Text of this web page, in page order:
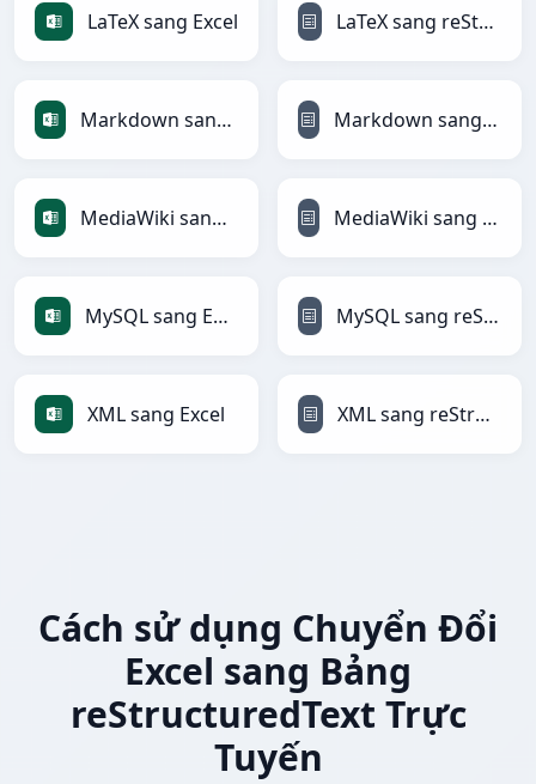
LaTeX sang Excel LaTeX sang reStructuredText
Markdown sang Excel Markdown sang reStructuredText
MediaWiki sang Excel MediaWiki sang reStructuredText
MySQL sang Excel MySQL sang reStructuredText
XML sang Excel XML sang reStructuredText
Cách sử dụng Chuyển Đổi
Excel sang Bảng
reStructuredText Trực
Tuyến